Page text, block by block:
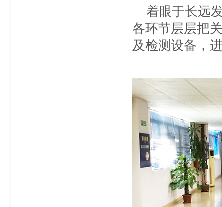
着眼于长远
各环节层层把
及检测设备，